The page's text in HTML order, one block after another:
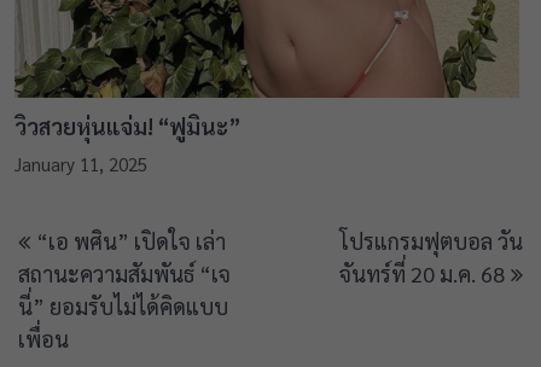
วิวสวยหุ่นแจ่ม! “ฟูมินะ”
January 11, 2025
navigation
“เอ พศิน” เปิดใจ เล่า
สถานะความสัมพันธ์ “เจ
นี่” ยอมรับไม่ได้คิดแบบ
เพื่อน
โปรแกรมฟุตบอล วัน
จันทร์ที่ 20 ม.ค. 68